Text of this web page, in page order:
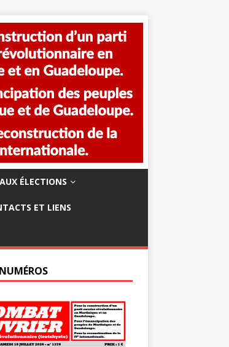
ÉLECTIONS
ET LIENS